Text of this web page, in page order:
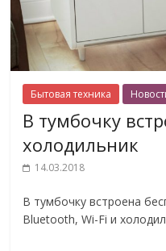
Бытовая техника
В тумбочку
холодильник
14.03.2018
В тумбочку встроена
Bluetooth, Wi-Fi и